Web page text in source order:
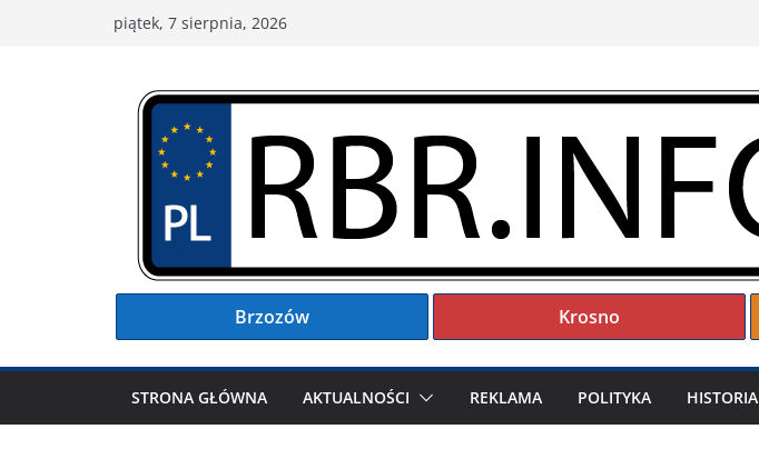
piątek, 7 sierpnia, 2026
Brzozów Krosno
STRONA GŁÓWNA AKTUALNOŚCI REKLAMA POLITYKA HISTORIA